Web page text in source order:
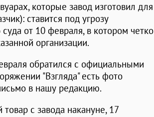
которые завод изготовил для
ставится под угрозу
от 10 февраля, в котором четко
организации.
обратился с официальными
"Взгляда" есть фото
в нашу редакцию.
с завода накануне, 17